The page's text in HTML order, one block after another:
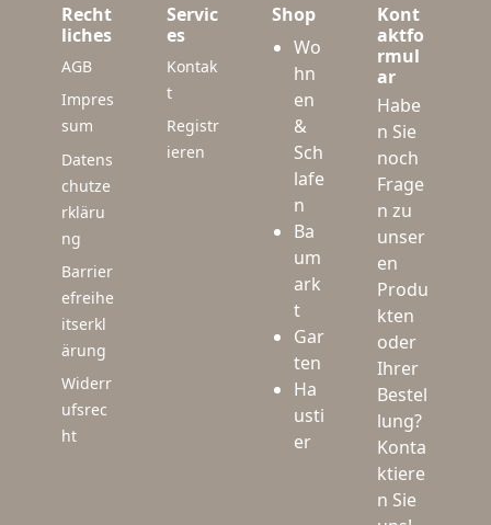
Recht
liches
AGB
Impres
sum
Datens
chutze
rkläru
ng
Barrier
efreihe
itserkl
ärung
Widerr
ufsrec
ht
Servic
es
Kontak
t
Registr
ieren
Shop
Wo
hn
en
&
Sch
lafe
n
Ba
um
ark
t
Gar
ten
Ha
usti
er
Kont
aktfo
rmul
ar
Habe
n Sie
noch
Frage
n zu
unser
en
Produ
kten
oder
Ihrer
Bestel
lung?
Konta
ktiere
n Sie